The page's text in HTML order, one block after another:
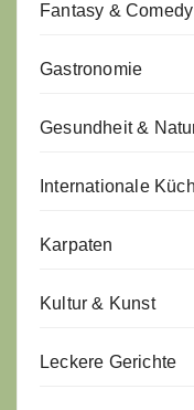
Fantasy & Comedy
Gastronomie
Gesundheit &
Internationale
Karpaten
Kultur & Kunst
Leckere Gerichte